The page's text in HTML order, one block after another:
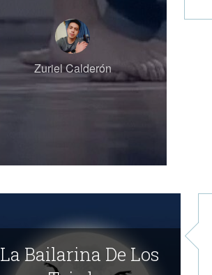
Zuriel Calderón
La Bailarina De Los